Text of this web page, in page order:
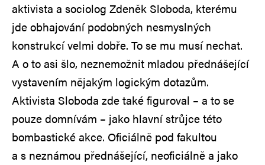
aktivista a sociolog Zdeněk Sloboda, kterému
jde obhajování podobných nesmyslných
konstrukcí velmi dobře. To se mu musí nechat.
A o to asi šlo, neznemožnit mladou přednášející
vystavením nějakým logickým dotazům.
Aktivista Sloboda zde také figuroval – a to se
pouze domnívám – jako hlavní strůjce této
bombastické akce. Oficiálně pod fakultou
a s neznámou přednášející, neoficiálně a jako